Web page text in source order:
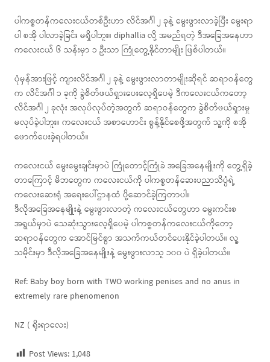
ပါကစ္စတန်ကလေးငယ်တစ်ဦးဟာ လိင်အင်္ဂါ ၂ ခုနဲ့ မွေးဖွားလာခဲ့ပြီး မွေးရာ
ပါ စအို ပါလာခဲ့ခြင်း မရှိပါဘူး။ diphallia လို့ အမည်ရတဲ့ ဒီအခြေအနေဟာ
ကလေးငယ် ၆ သန်းမှာ ၁ ဦးသာ ကြုံတွေ့နိုင်တာမျိုး ဖြစ်ပါတယ်။
ပုံမှန်အားဖြင့် ကျားလိင်အင်္ဂါ ၂ ခုနဲ့ မွေးဖွားလာတာမျိုးဆိုရင် ဆရာဝန်တွေ
က လိင်အင်္ဂါ ၁ ခုကို ခွဲစိတ်ဖယ်ရှားပေးလေ့ရှိပေမဲ့ ဒီကလေးငယ်ကတော့
လိင်အင်္ဂါ ၂ ခုလုံး အလုပ်လုပ်တဲ့အတွက် ဆရာဝန်တွေက ခွဲစိတ်ဖယ်ရှားမှု
မလုပ်ခဲ့ပါဘူး။ ကလေးငယ် အစာဟောင်း စွန့်နိုင်စေဖို့အတွက် သူ့ကို စအို
ဖောက်ပေးခဲ့ရပါတယ်။
ကလေးငယ် မွေးမွေးချင်းမှာပဲ ကြုံတောင့်ကြုံခဲ အခြေအနေမျိုးကို တွေ့ရှိခဲ့
တာကြောင့် မိဘတွေက ကလေးငယ်ကို ပါကစ္စတန်ဆေးပညာသိပ္ပံရဲ့
ကလေးဆေးရုံ အရေးပေါ်ဌာနထံ ပို့ဆောင်ခဲ့ကြတာပါ။
ဒီလိုအခြေအနေမျိုးနဲ့ မွေးဖွားလာတဲ့ ကလေးငယ်တွေဟာ မွေးကင်းစ
အရွယ်မှာပဲ သေဆုံးသွားလေ့ရှိပေမဲ့ ပါကစ္စတန်ကလေးငယ်ကိုတော့
ဆရာဝန်တွေက အောင်မြင်စွာ အသက်ကယ်တင်ပေးနိုင်ခဲ့ပါတယ်။ လူ့
သမိုင်းမှာ ဒီလိုအခြေအနေမျိုးနဲ့ မွေးဖွားလာသူ ၁၀၀ ပဲ ရှိခဲ့ပါတယ်။
Ref: Baby boy born with TWO working penises and no anus in
extremely rare phenomenon
NZ ( ရိုးရာလေး)
Post Views: 1,048